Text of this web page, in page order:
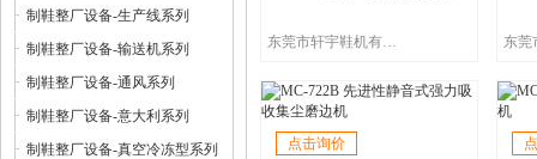
制鞋整厂设备-生产线系列
制鞋整厂设备-输送机系列
制鞋整厂设备-通风系列
制鞋整厂设备-意大利系列
制鞋整厂设备-真空冷冻型系列
东莞市轩宇鞋机有限公司
点击询价